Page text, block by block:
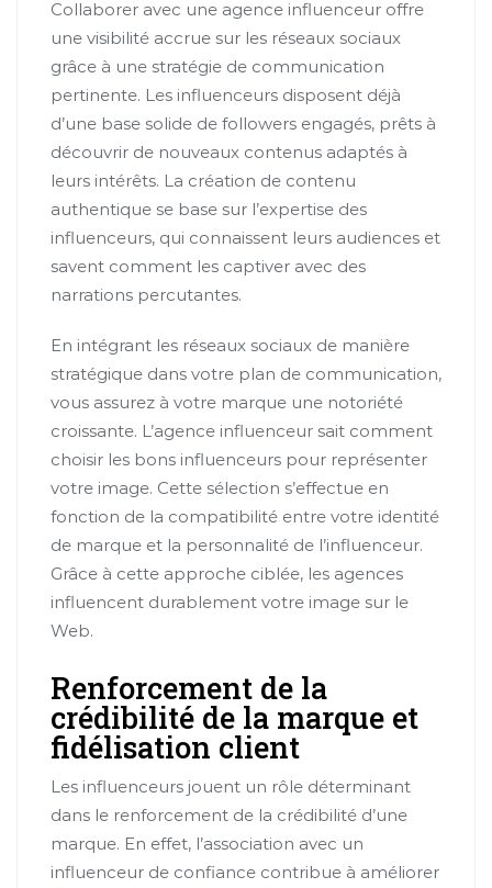
Collaborer avec une agence influenceur offre
une visibilité accrue sur les réseaux sociaux
grâce à une stratégie de communication
pertinente. Les influenceurs disposent déjà
d’une base solide de followers engagés, prêts à
découvrir de nouveaux contenus adaptés à
leurs intérêts. La création de contenu
authentique se base sur l’expertise des
influenceurs, qui connaissent leurs audiences et
savent comment les captiver avec des
narrations percutantes.
En intégrant les réseaux sociaux de manière
stratégique dans votre plan de communication,
vous assurez à votre marque une notoriété
croissante. L’agence influenceur sait comment
choisir les bons influenceurs pour représenter
votre image. Cette sélection s’effectue en
fonction de la compatibilité entre votre identité
de marque et la personnalité de l’influenceur.
Grâce à cette approche ciblée, les agences
influencent durablement votre image sur le
Web.
Renforcement de la
crédibilité de la marque et
fidélisation client
Les influenceurs jouent un rôle déterminant
dans le renforcement de la crédibilité d’une
marque. En effet, l’association avec un
influenceur de confiance contribue à améliorer